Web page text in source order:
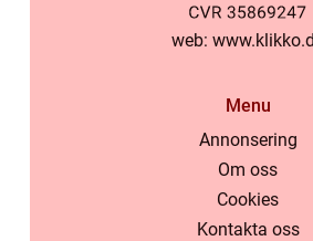
web:
Menu
Annonsering
Om oss
Cookies
Kontakta oss